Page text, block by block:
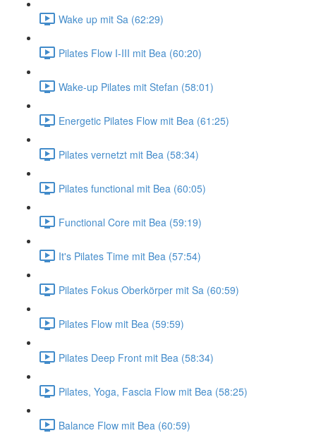
Wake up mit Sa (62:29)
Pilates Flow I-III mit Bea (60:20)
Wake-up Pilates mit Stefan (58:01)
Energetic Pilates Flow mit Bea (61:25)
Pilates vernetzt mit Bea (58:34)
Pilates functional mit Bea (60:05)
Functional Core mit Bea (59:19)
It's Pilates Time mit Bea (57:54)
Pilates Fokus Oberkörper mit Sa (60:59)
Pilates Flow mit Bea (59:59)
Pilates Deep Front mit Bea (58:34)
Pilates, Yoga, Fascia Flow mit Bea (58:25)
Balance Flow mit Bea (60:59)